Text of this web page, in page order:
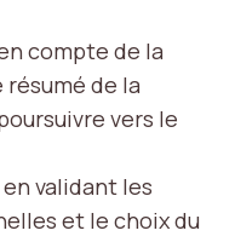
compte de la
de la
vers le
validant les
et le choix du